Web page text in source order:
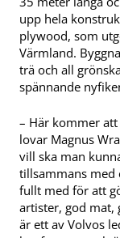
upp hela
plywood, som
Värmland.
trä och all
spännande
– Här kommer
lovar Magnus
vill ska man
tillsammans med
fullt med för att
artister, god mat,
är ett av Volvos